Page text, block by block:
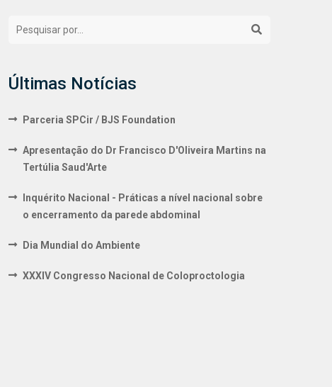
Últimas Notícias
Parceria SPCir / BJS Foundation
Apresentação do Dr Francisco D'Oliveira Martins na
Tertúlia Saud'Arte
Inquérito Nacional - Práticas a nível nacional sobre
o encerramento da parede abdominal
Dia Mundial do Ambiente
XXXIV Congresso Nacional de Coloproctologia